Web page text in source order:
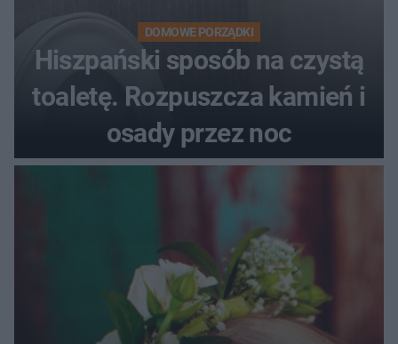
DOMOWE PORZĄDKI
Hiszpański sposób na czystą
toaletę. Rozpuszcza kamień i
osady przez noc